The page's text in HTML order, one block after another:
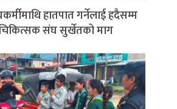
हातपात गर्नेलाई हदैसम्म
चिकित्सक संघ सुर्खेतको माग